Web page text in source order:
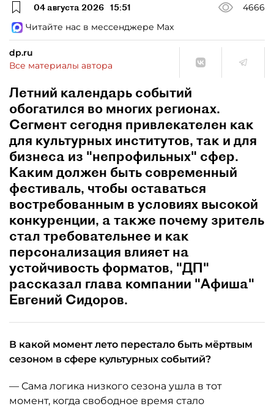
04 августа 2026 15:51
4666
Читайте нас в мессенджере Max
dp.ru
Все материалы автора
Летний календарь событий
обогатился во многих регионах.
Сегмент сегодня привлекателен как
для культурных институтов, так и для
бизнеса из "непрофильных" сфер.
Каким должен быть современный
фестиваль, чтобы оставаться
востребованным в условиях высокой
конкуренции, а также почему зритель
стал требовательнее и как
персонализация влияет на
устойчивость форматов, "ДП"
рассказал глава компании "Афиша"
Евгений Сидоров.
В какой момент лето перестало быть мёртвым
сезоном в сфере культурных событий?
— Сама логика низкого сезона ушла в тот
момент, когда свободное время стало